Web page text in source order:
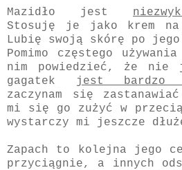
Mazidło jest
Stosuję je jako krem
Lubię swoją skórę po
Pomimo częstego
nim powiedzieć, że nie
gagatek
jest bardzo
zaczynam się
mi się go zużyć w
wystarczy mi jeszcze
Zapach to kolejna jego
przyciągnie, a innych